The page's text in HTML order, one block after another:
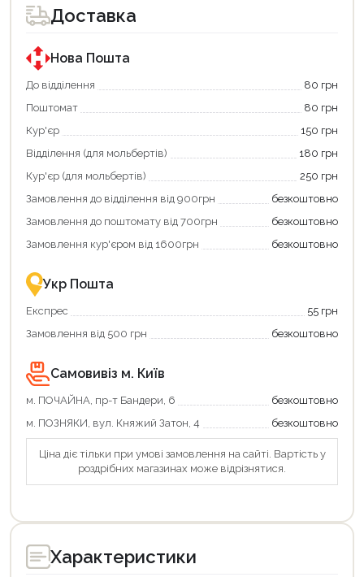
Доставка
Нова Пошта
До відділення
80 грн
Поштомат
80 грн
Кур'єр
150 грн
Відділення (для мольбертів)
180 грн
Кур'єр (для мольбертів)
250 грн
Замовлення до відділення від 900грн
безкоштовно
Замовлення до поштомату від 700грн
безкоштовно
Замовлення кур'єром від 1600грн
безкоштовно
Укр Пошта
Експрес
55 грн
Замовлення від 500 грн
безкоштовно
Самовивіз м. Київ
м. ПОЧАЙНА, пр-т Бандери, 6
безкоштовно
м. ПОЗНЯКИ, вул. Княжий Затон, 4
безкоштовно
Ціна діє тільки при умові замовлення на сайті. Вартість у
роздрібних магазинах може відрізнятися.
Характеристики